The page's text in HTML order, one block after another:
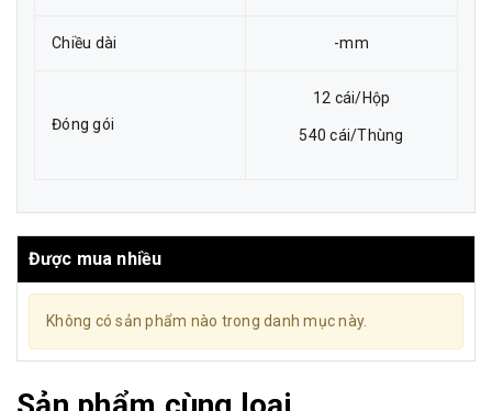
Chiều dài -mm
Đóng gói
12 cái/Hộp
540 cái/Thùng
Được mua nhiều
Không có sản phẩm nào trong danh mục này.